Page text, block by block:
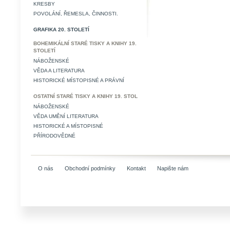
KRESBY
POVOLÁNÍ, ŘEMESLA, ČINNOSTI.
GRAFIKA 20. STOLETÍ
BOHEMIKÁLNÍ STARÉ TISKY A KNIHY 19.
STOLETÍ
NÁBOŽENSKÉ
VĚDA A LITERATURA
HISTORICKÉ MÍSTOPISNÉ A PRÁVNÍ
OSTATNÍ STARÉ TISKY A KNIHY 19. STOL
NÁBOŽENSKÉ
VĚDA UMĚNÍ LITERATURA
HISTORICKÉ A MÍSTOPISNÉ
PŘÍRODOVĚDNÉ
O nás Obchodní podmínky Kontakt Napište nám